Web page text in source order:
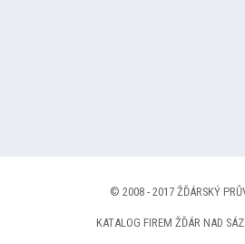
© 2008 - 2017 ŽĎÁRSKÝ
KATALOG FIREM ŽĎÁR NAD